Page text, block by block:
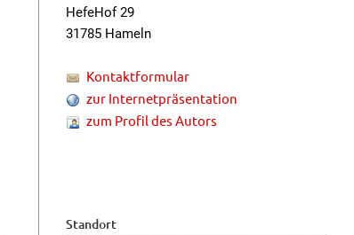
HefeHof 29
31785 Hameln
Kontaktformular
zur Internetpräsentation
zum Profil des Autors
Standort